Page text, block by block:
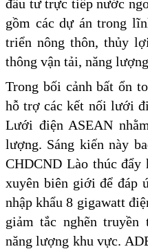
đầu tư trực tiếp nước
gồm các dự án trong
triển nông thôn, thủy
thông vận tải, năng
Trong bối cảnh bất ổn
hỗ trợ các kết nối lưới
Lưới điện ASEAN
lượng. Sáng kiến này
CHDCND Lào thúc đẩy
xuyên biên giới để đáp
nhập khẩu 8 gigawatt
giảm tắc nghẽn
năng lượng khu vực.